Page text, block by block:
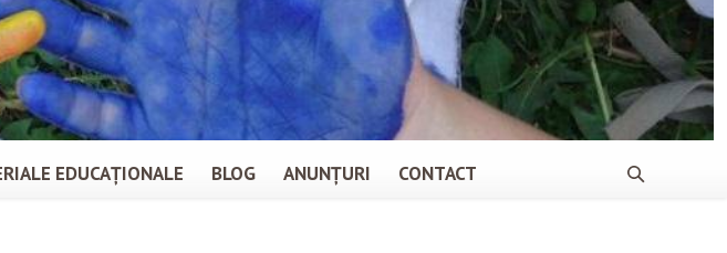
EDUCAȚIONALE BLOG ANUNȚURI CONTACT